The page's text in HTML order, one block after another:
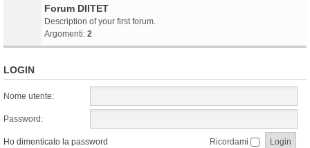
Forum DIITET
Description of your first forum.
Argomenti: 2
LOGIN
Nome utente:
Password:
Ho dimenticato la password Ricordami